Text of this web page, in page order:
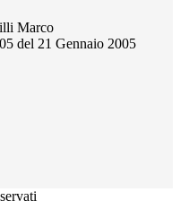
Marco
del 21 Gennaio 2005